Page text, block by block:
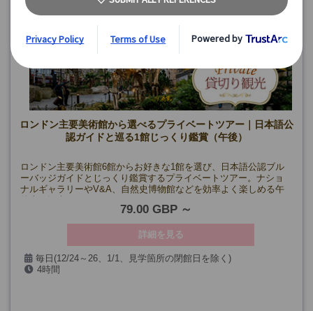
ロンドン主要美術館から選べるプライベートツアー｜日本語公
認ガイドと巡る1館じっくり鑑賞（午後）
ロンドン主要美術館6館からお好きな1館を選び、日本語公認ブル
ーバッジガイドとじっくり鑑賞するプライベートツアー。ナショ
ナルギャラリーやV&A、自然史博物館などを効率よく楽しめる午
79.00 GBP
詳細を見る
毎日(12/24～26、1/1、見学箇所の閉館日を除く)
4時間